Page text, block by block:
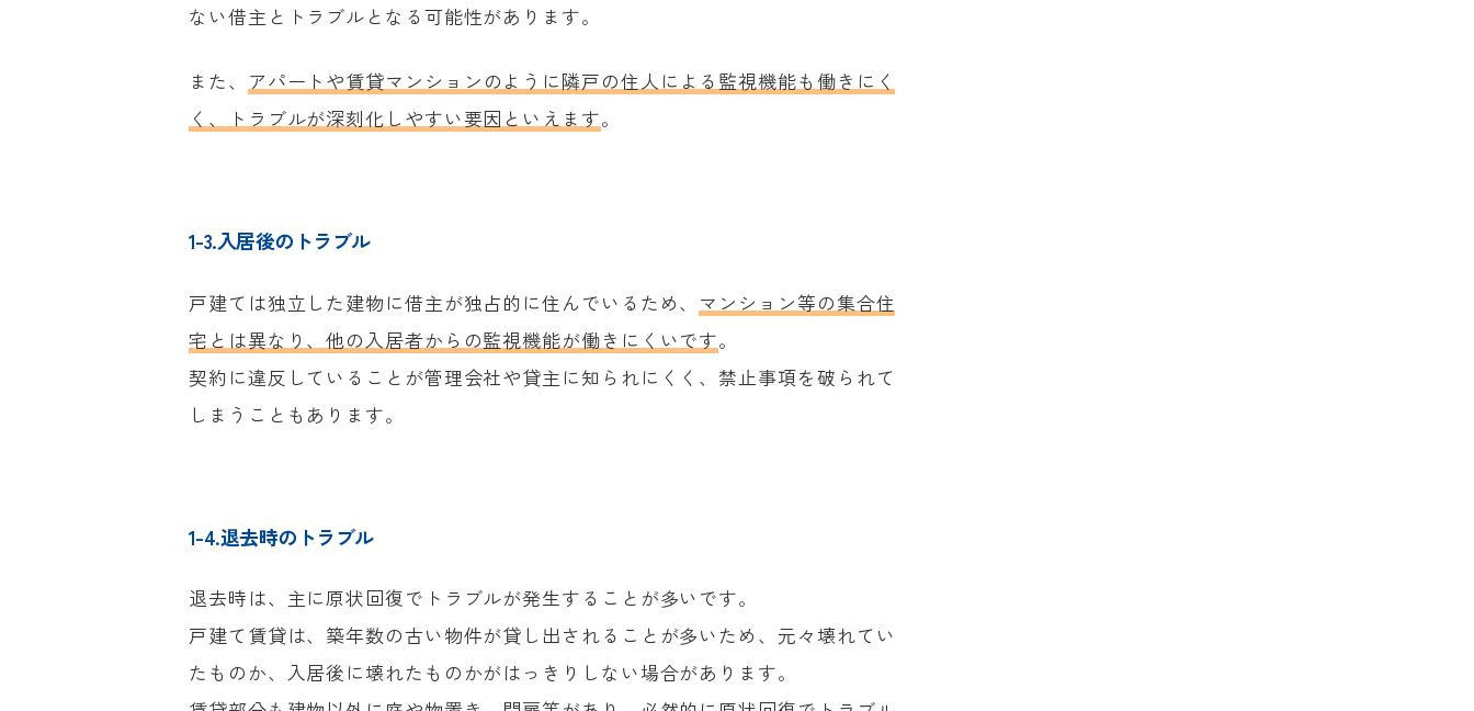
ない借主とトラブルとなる可能性があります。
また、 アパートや賃貸マンションのように隣戸の住人による監視機能も働きにく
く、トラブルが深刻化しやすい要因といえます。
1-3.入居後のトラブル
戸建ては独立した建物に借主が独占的に住んでいるため、 マンション等の集合住
宅とは異なり、他の入居者からの監視機能が働きにくいです。
契約に違反していることが管理会社や貸主に知られにくく、禁止事項を破られて
しまうこともあります。
1-4.退去時のトラブル
退去時は、主に原状回復でトラブルが発生することが多いです。
戸建て賃貸は、築年数の古い物件が貸し出されることが多いため、元々壊れてい
たものか、入居後に壊れたものかがはっきりしない場合があります。